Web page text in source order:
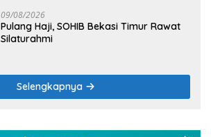
09/08/2026
Pulang Haji, SOHIB Bekasi Timur Rawat
Silaturahmi
Selengkapnya